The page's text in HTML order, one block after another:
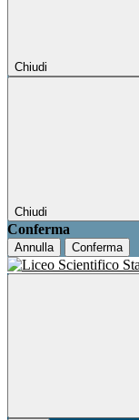
Chiudi
Chiudi
Conferma
Annulla Conferma